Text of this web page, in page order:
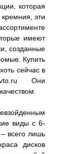
которая
эти
имеют
созданные
Купить
сейчас в
Они
виды с 6-
всего лишь
дисков